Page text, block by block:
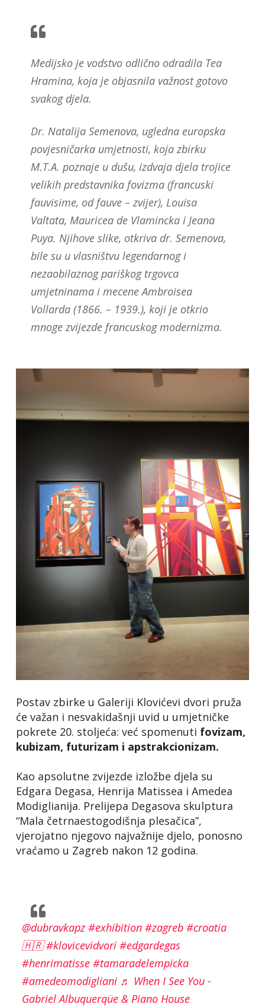
Medijsko je vodstvo odlično odradila Tea
Hramina, koja je objasnila važnost gotovo
svakog djela.
Dr. Natalija Semenova, ugledna europska
povjesničarka umjetnosti, koja zbirku
M.T.A. poznaje u dušu, izdvaja djela trojice
velikih predstavnika fovizma (francuski
fauvisime, od fauve – zvijer), Louisa
Valtata, Mauricea de Vlamincka i Jeana
Puya. Njihove slike, otkriva dr. Semenova,
bile su u vlasništvu legendarnog i
nezaobilaznog pariškog trgovca
umjetninama i mecene Ambroisea
Vollarda (1866. – 1939.), koji je otkrio
mnoge zvijezde francuskog modernizma.
Postav zbirke u Galeriji Klovićevi dvori pruža
će važan i nesvakidašnji uvid u umjetničke
pokrete 20. stoljeća: već spomenuti fovizam,
kubizam, futurizam i apstrakcionizam.
Kao apsolutne zvijezde izložbe djela su
Edgara Degasa, Henrija Matissea i Amedea
Modiglianija. Prelijepa Degasova skulptura
“Mala četrnaestogodišnja plesačica”,
vjerojatno njegovo najvažnije djelo, ponosno
vraćamo u Zagreb nakon 12 godina.
@dubravkapz #exhibition #zagreb #croatia
🇭🇷 #klovicevidvori #edgardegas
#henrimatisse #tamaradelempicka
#amedeomodigliani ♬ When I See You -
Gabriel Albuquerqüe & Piano House